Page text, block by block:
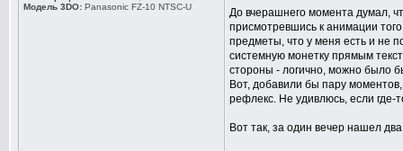
Модель 3DO: Panasonic FZ-10 NTSC-U
До вчерашнего момента думал,
присмотревшись к анимации
предметы, что у меня есть и не
системную монетку прямым
стороны - логично, можно было
Вот, добавили бы пару
рефлекс. Не удивлюсь, если где-
Вот так, за один вечер нашел